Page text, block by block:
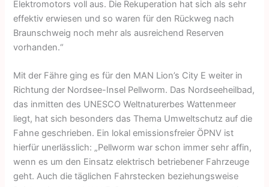
Elektromotors voll aus. Die Rekuperation hat sich als sehr
effektiv erwiesen und so waren für den Rückweg nach
Braunschweig noch mehr als ausreichend Reserven
vorhanden.“
Mit der Fähre ging es für den MAN Lion’s City E weiter in
Richtung der Nordsee-Insel Pellworm. Das Nordseeheilbad,
das inmitten des UNESCO Weltnaturerbes Wattenmeer
liegt, hat sich besonders das Thema Umweltschutz auf die
Fahne geschrieben. Ein lokal emissionsfreier ÖPNV ist
hierfür unerlässlich: „Pellworm war schon immer sehr affin,
wenn es um den Einsatz elektrisch betriebener Fahrzeuge
geht. Auch die täglichen Fahrstecken beziehungsweise